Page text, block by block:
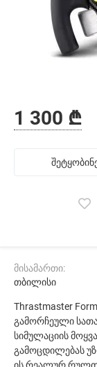
1 300 ₾
მისამართი:
თბილისი
Thrastmaster
გამორჩეული
სიმულაციის
გამოცდილებას